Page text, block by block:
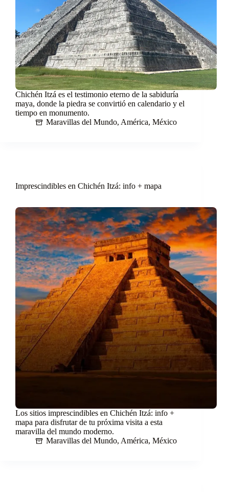
Chichén Itzá es el testimonio eterno de la sabiduría
maya, donde la piedra se convirtió en calendario y el
tiempo en monumento.
Maravillas del Mundo, América, México
Imprescindibles en Chichén Itzá: info + mapa
Los sitios imprescindibles en Chichén Itzá: info +
mapa para disfrutar de tu próxima visita a esta
maravilla del mundo moderno.
Maravillas del Mundo, América, México